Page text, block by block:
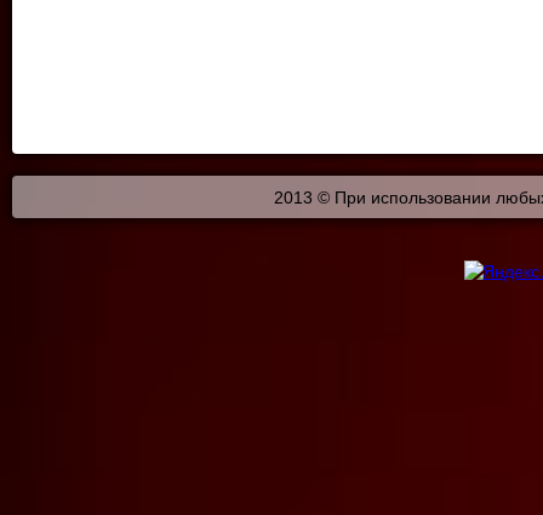
2013 © При использовании